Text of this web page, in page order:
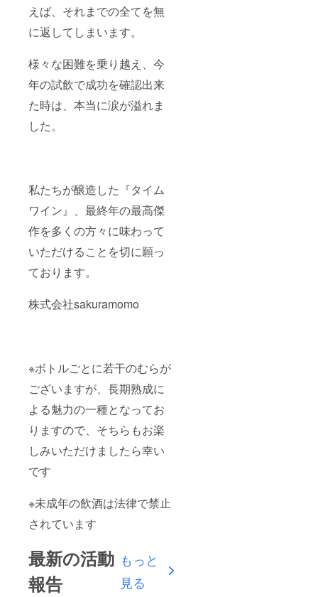
えば、それまでの全てを無
に返してしまいます。
様々な困難を乗り越え、今
年の試飲で成功を確認出来
た時は、本当に涙が溢れま
した。
私たちが醸造した『タイム
ワイン』、最終年の最高傑
作を多くの方々に味わって
いただけることを切に願っ
ております。
株式会社sakuramomo
※ボトルごとに若干のむらが
ございますが、長期熟成に
よる魅力の一種となってお
りますので、そちらもお楽
しみいただけましたら幸い
です
※未成年の飲酒は法律で禁止
されています
最新の活動
報告
もっと
見る